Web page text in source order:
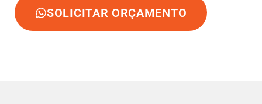
SOLICITAR ORÇAMENTO